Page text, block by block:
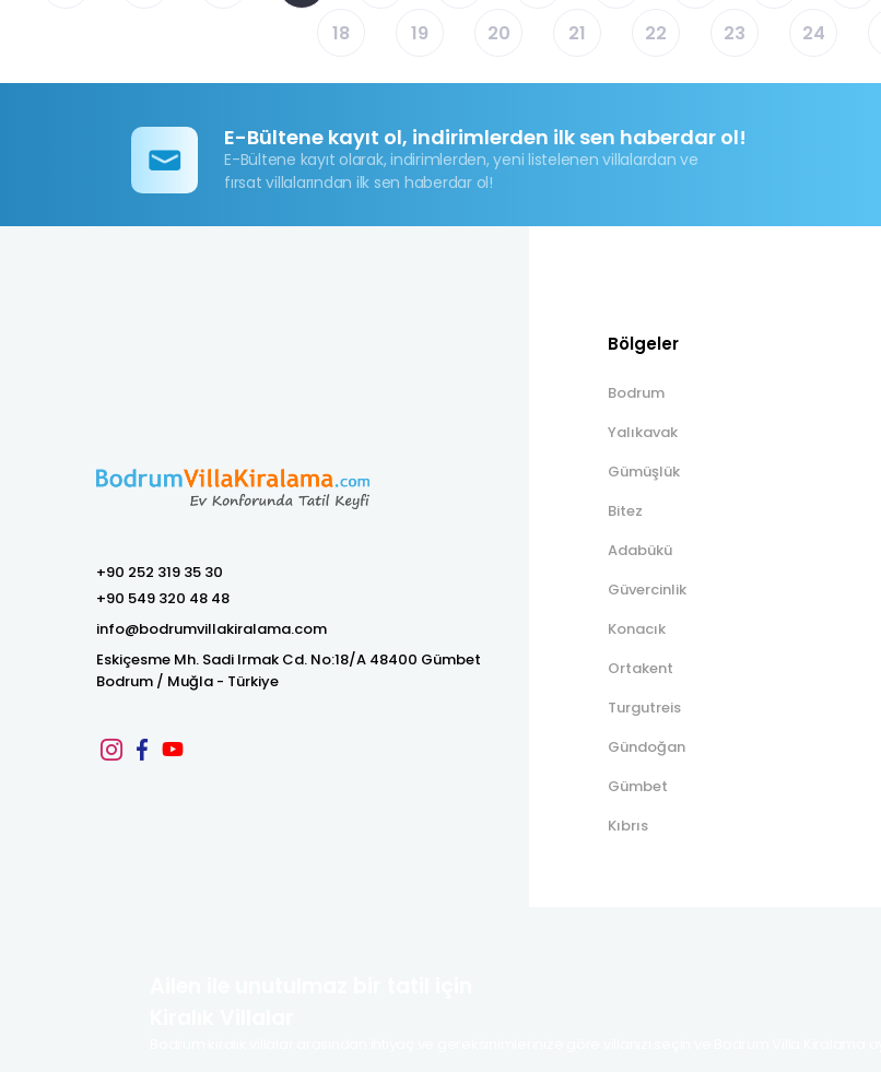
18
19 20 21 22 23 24
E-Bültene kayıt ol, indirimlerden ilk sen haberdar ol!
E-Bültene kayıt olarak, indirimlerden, yeni listelenen villalardan ve
fırsat villalarından ilk sen haberdar ol!
+90 252 319 35 30
+90 549 320 48 48
info@bodrumvillakiralama.com
Eskiçesme Mh. Sadi Irmak Cd. No:18/A 48400 Gümbet
Bodrum / Muğla - Türkiye
Bölgeler
Bodrum
Yalıkavak
Gümüşlük
Bitez
Adabükü
Güvercinlik
Konacık
Ortakent
Turgutreis
Gündoğan
Gümbet
Kıbrıs